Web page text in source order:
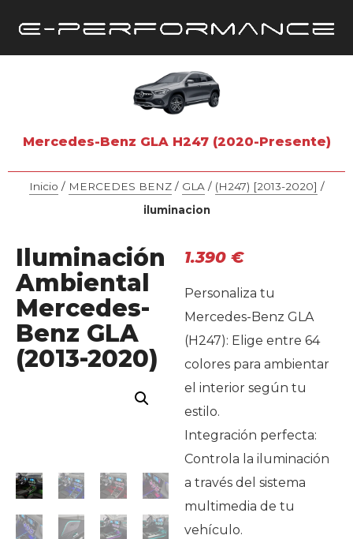
Mercedes-Benz GLA H247 (2020-Presente)
Inicio / MERCEDES BENZ/ GLA / (H247) [2013-2020] /
iluminacion
Iluminación
Ambiental
Mercedes-
Benz GLA
(2013-2020)
1.390 €
Personaliza tu
Mercedes-Benz GLA
(H247): Elige entre 64
colores para ambientar
el interior según tu
estilo.
Integración perfecta:
Controla la iluminación
a través del sistema
multimedia de tu
vehículo.